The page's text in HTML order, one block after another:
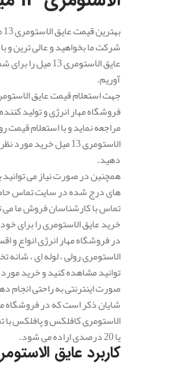
شرکت ما بخواهید و عالی ترین و
عایق الاستومری 13
آوریم.
فروشگاه مهار انرژی و تولید
مراجعه نماید و با استعلام قیمت
الاستومری 13 میل خرید
دهید.
همچنین در صورت نیاز می
های درج شده در سایت تماس
تماس با کارشناسان فروش ما می
خرید عایق الاستومری را برای
در فروشگاه مهار انرژی انواع و
الاستومری رولی ، لوله ای ، شانه
توانید مشاهده کنید و خرید
صورت اینترنتی به راحتی انجام
شایان ذکر است که در فروشگاه
یا 20 درصدی اراده می شود.
کاربرد عایق